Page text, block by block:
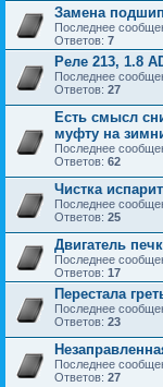
Замена
Последнее
Ответов: 7
Реле 213, 1.8
Последнее
Ответов: 27
Есть смысл
муфту на
Последнее
Ответов: 62
Чистка
Последнее
Ответов: 25
Двигатель
Последнее
Ответов: 17
Перестала
Последнее
Ответов: 23
Последнее
Ответов: 27